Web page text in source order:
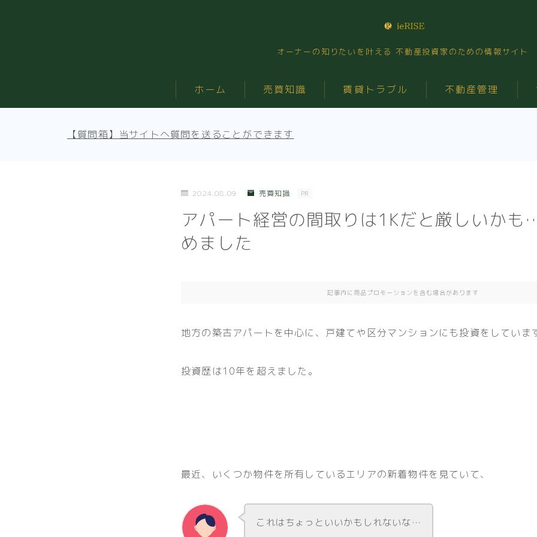
オーナーの知りたいを叶える 不動産投資家のための情報サイト
ホーム 売買知識 賃貸トラブル 不動産管理
【質問箱】当サイトへ質問を送ることができます
2024.08.09 売買知識 PR
アパート経営の間取りは1Kだと厳しいか
めました
記事内に商品プロモーションを含む場合があります
地方の築古アパートを中心に、戸建てや区分マンションにも投資をしていま
投資歴は10年を超えました。
最近、いくつか物件を所有しているエリアの新着物件を見ていて、
これはちょっといいかもしれないな…